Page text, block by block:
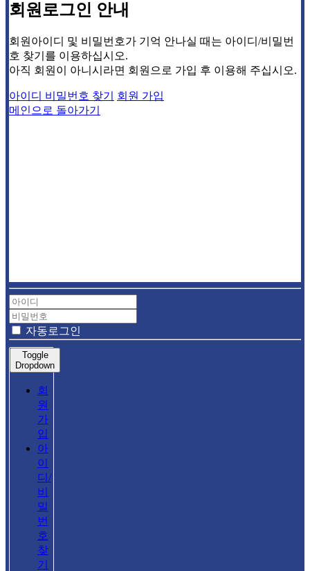
회원로그인 안내
회원아이디 및 비밀번호가 기억 안나실 때는 아이디/비밀번
호 찾기를 이용하십시오.
아직 회원이 아니시라면 회원으로 가입 후 이용해 주십시오.
아이디 비밀번호 찾기
회원 가입
메인으로 돌아가기
자동로그인
Toggle
Dropdown
회
원
가
입
아
이
디/
비
밀
번
호
찾
기